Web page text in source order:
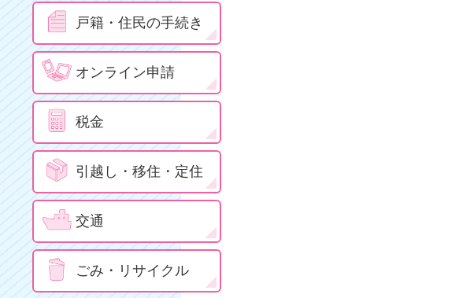
戸籍・住民の手続き
オンライン申請
税金
引越し・移住・定住
交通
ごみ・リサイクル